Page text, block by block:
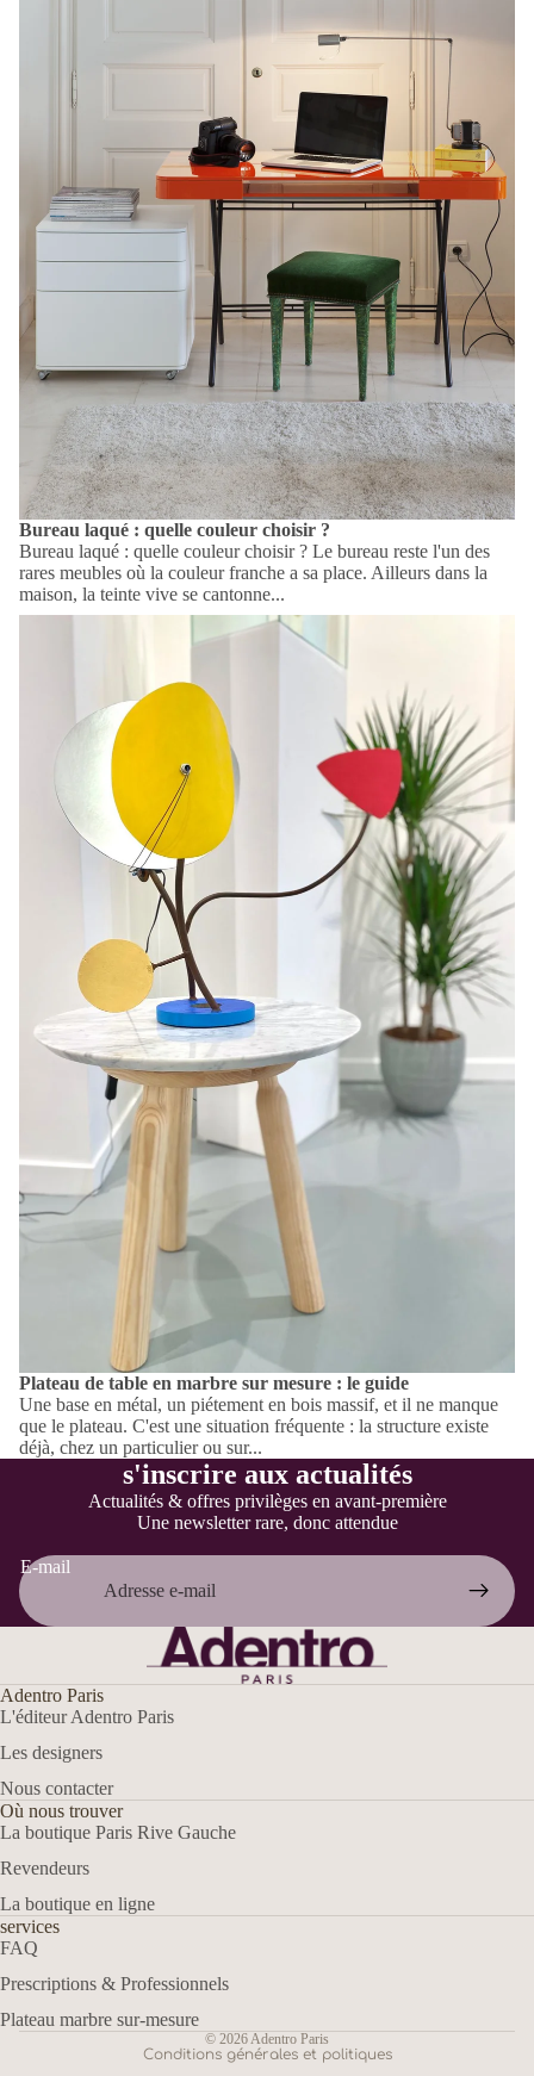
Bureau laqué : quelle couleur choisir ?
Bureau laqué : quelle couleur choisir ? Le bureau reste l'un des
rares meubles où la couleur franche a sa place. Ailleurs dans la
maison, la teinte vive se cantonne...
Plateau de table en marbre sur mesure : le guide
Plateau de table en marbre sur mesure : le guide
Une base en métal, un piétement en bois massif, et il ne manque
que le plateau. C'est une situation fréquente : la structure existe
déjà, chez un particulier ou sur...
s'inscrire aux actualités
Actualités & offres privilèges en avant-première
Une newsletter rare, donc attendue
E-mail
Adentro Paris
L'éditeur Adentro Paris
Les designers
Nous contacter
Où nous trouver
La boutique Paris Rive Gauche
Revendeurs
La boutique en ligne
services
FAQ
Prescriptions & Professionnels
Plateau marbre sur-mesure
© 2026 Adentro Paris
Conditions générales et politiques
Politique de remboursement
Politique de confidentialité
Conditions d’utilisation
Mentions légales
Coordonnées